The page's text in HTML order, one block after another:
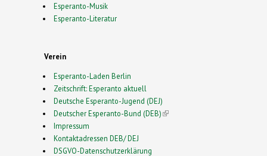
Esperanto-Musik
Esperanto-Literatur
Verein
Esperanto-Laden Berlin
Zeitschrift: Esperanto aktuell
Deutsche Esperanto-Jugend (DEJ)
Deutscher Esperanto-Bund (DEB)(link is external)
Impressum
Kontaktadressen DEB/ DEJ
DSGVO-Datenschutzerklärung